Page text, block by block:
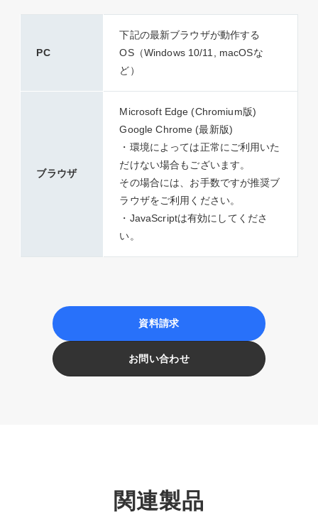
PC
下記の最新ブラウザが動作する
OS（Windows 10/11, macOSな
ど）
ブラウザ
Microsoft Edge (Chromium版)
Google Chrome (最新版)
・環境によっては正常にご利用いた
だけない場合もございます。
その場合には、お手数ですが推奨ブ
ラウザをご利用ください。
・JavaScriptは有効にしてくださ
い。
資料請求
お問い合わせ
関連製品